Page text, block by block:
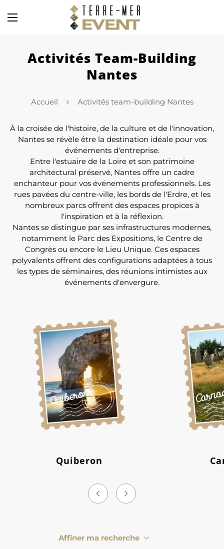
Activités Team-Building
Nantes
Accueil Activités team-building Nantes
À la croisée de l'histoire, de la culture et de l'innovation,
Nantes se révèle être la destination idéale pour vos
événements d'entreprise.
Entre l'estuaire de la Loire et son patrimoine
architectural préservé, Nantes offre un cadre
enchanteur pour vos événements professionnels. Les
rues pavées du centre-ville, les bords de l'Erdre, et les
nombreux parcs offrent des espaces propices à
l'inspiration et à la réflexion.
Nantes se distingue par ses infrastructures modernes,
notamment le Parc des Expositions, le Centre de
Congrès ou encore le Lieu Unique. Ces espaces
polyvalents offrent des configurations adaptées à tous
les types de séminaires, des réunions intimistes aux
événements d'envergure.
Quiberon
Affiner ma recherche